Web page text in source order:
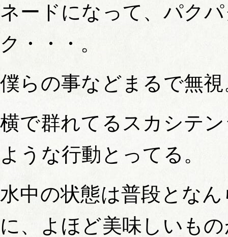
ネードになって、パク
ク・・・。
僕らの事などまるで無視
横で群れてるスカシテ
ような行動とってる。
水中の状態は普段とな
に、よほど美味しいも